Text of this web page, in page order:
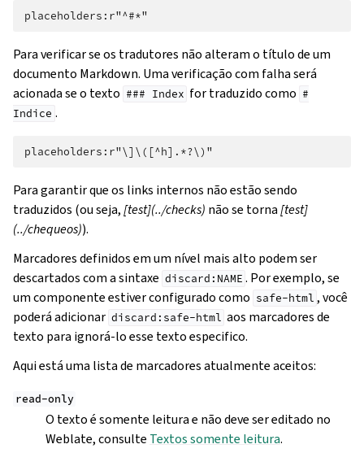
Para verificar se os tradutores não alteram o título de um
documento Markdown. Uma verificação com falha será
acionada se o texto ### Index for traduzido como #
Indice .
Para garantir que os links internos não estão sendo
traduzidos (ou seja,[test](../checks) não se torna[test]
(../chequeos)).
Marcadores definidos em um nível mais alto podem ser
descartados com a sintaxe discard:NAME . Por exemplo, se
um componente estiver configurado como safe-html , você
poderá adicionar discard:safe-html aos marcadores de
texto para ignorá-lo esse texto especifico.
Aqui está uma lista de marcadores atualmente aceitos:
read-only
O texto é somente leitura e não deve ser editado no
Weblate, consulte Textos somente leitura.